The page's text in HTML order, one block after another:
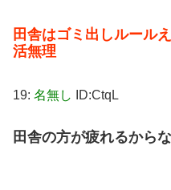
田舎はゴミ出しルール
活無理
19: 名無し ID:CtqL
田舎の方が疲れるからな